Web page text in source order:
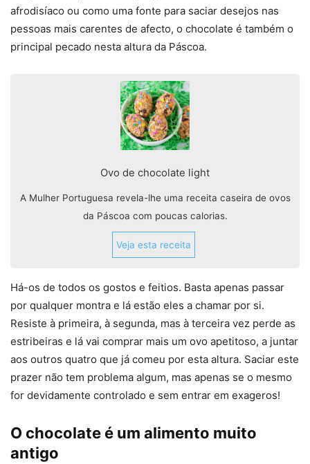
afrodisíaco ou como uma fonte para saciar desejos nas
pessoas mais carentes de afecto, o chocolate é também o
principal pecado nesta altura da Páscoa.
Ovo de chocolate light
A Mulher Portuguesa revela-lhe uma receita caseira de ovos
da Páscoa com poucas calorias.
Veja esta receita
Há-os de todos os gostos e feitios. Basta apenas passar
por qualquer montra e lá estão eles a chamar por si.
Resiste à primeira, à segunda, mas à terceira vez perde as
estribeiras e lá vai comprar mais um ovo apetitoso, a juntar
aos outros quatro que já comeu por esta altura. Saciar este
prazer não tem problema algum, mas apenas se o mesmo
for devidamente controlado e sem entrar em exageros!
O chocolate é um alimento muito
antigo